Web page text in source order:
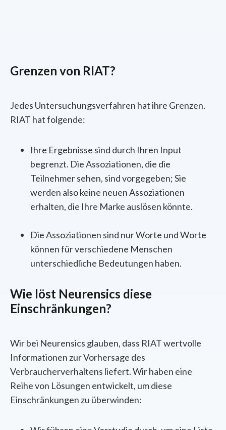
Grenzen von RIAT?
Jedes Untersuchungsverfahren hat ihre Grenzen.
RIAT hat folgende:
Ihre Ergebnisse sind durch Ihren Input
begrenzt. Die Assoziationen, die die
Teilnehmer sehen, sind vorgegeben; Sie
werden also keine neuen Assoziationen
erhalten, die Ihre Marke auslösen könnte.
Die Assoziationen sind nur Worte und Worte
können für verschiedene Menschen
unterschiedliche Bedeutungen haben.
Wie löst Neurensics diese
Einschränkungen?
Wir bei Neurensics glauben, dass RIAT wertvolle
Informationen zur Vorhersage des
Verbraucherverhaltens liefert. Wir haben eine
Reihe von Lösungen entwickelt, um diese
Einschränkungen zu überwinden: